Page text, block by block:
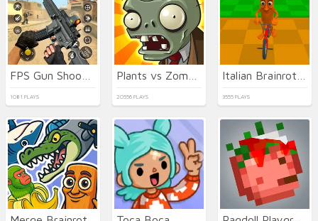
1081 PLAYS 20556 PLAYS 3555 PLAYS